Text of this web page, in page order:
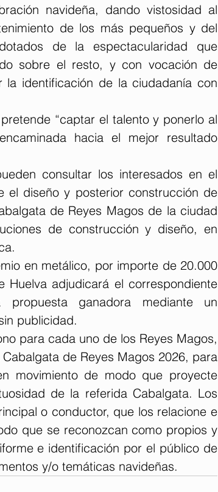
navideña, dando vistosidad al
de los más pequeños y del
de la espectacularidad que
sobre el resto, y con vocación de
identificación de la ciudadanía con
“captar el talento y ponerlo al
hacia el mejor resultado
consultar los interesados en el
el diseño y posterior construcción de
de Reyes Magos de la ciudad
de construcción y diseño, en
en metálico, por importe de 20.000
Huelva adjudicará el correspondiente
ganadora mediante un
publicidad.
para cada uno de los Reyes Magos,
de Reyes Magos 2026, para
movimiento de modo que proyecte
de la referida Cabalgata. Los
o conductor, que los relacione e
que se reconozcan como propios y
e identificación por el público de
y/o temáticas navideñas.